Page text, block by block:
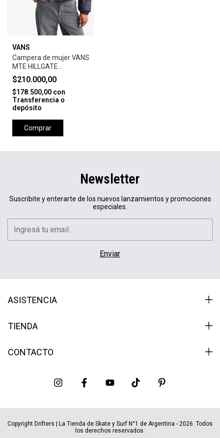
VANS
Campera de mujer VANS
MTE HILLGATE
CROPPED PUFFER
$210.000,00
$178.500,00 con
Transferencia o
depósito
Comprar
Newsletter
Suscribite y enterarte de los nuevos lanzamientos y promociones
especiales.
ASISTENCIA
TIENDA
CONTACTO
Copyright Drifters | La Tienda de Skate y Surf N°1 de Argentina - 2026. Todos
los derechos reservados.